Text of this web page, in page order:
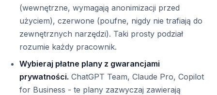
(wewnętrzne, wymagają anonimizacji przed
użyciem), czerwone (poufne, nigdy nie trafiają do
zewnętrznych narzędzi). Taki prosty podział
rozumie każdy pracownik.
Wybieraj płatne plany z gwarancjami
prywatności. ChatGPT Team, Claude Pro, Copilot
for Business - te plany zazwyczaj zawierają